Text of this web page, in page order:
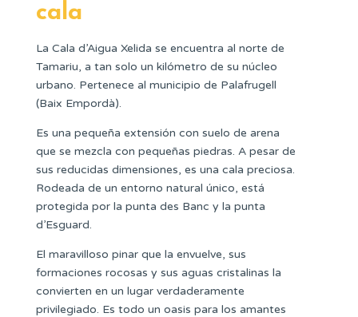
cala
La Cala d’Aigua Xelida se encuentra al norte de
Tamariu, a tan solo un kilómetro de su núcleo
urbano. Pertenece al municipio de Palafrugell
(Baix Empordà).
Es una pequeña extensión con suelo de arena
que se mezcla con pequeñas piedras. A pesar de
sus reducidas dimensiones, es una cala preciosa.
Rodeada de un entorno natural único, está
protegida por la punta des Banc y la punta
d’Esguard.
El maravilloso pinar que la envuelve, sus
formaciones rocosas y sus aguas cristalinas la
convierten en un lugar verdaderamente
privilegiado. Es todo un oasis para los amantes